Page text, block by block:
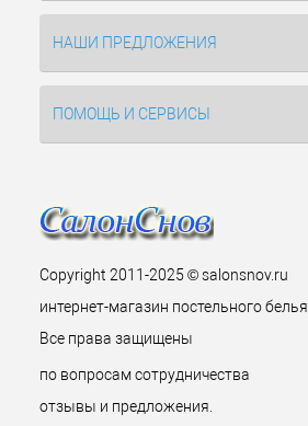
НАШИ ПРЕДЛОЖЕНИЯ
ПОМОЩЬ И СЕРВИСЫ
Copyright 2011-2025 © salonsnov.ru
интернет-магазин постельного белья.
Все права защищены
по вопросам сотрудничества
отзывы и предложения.